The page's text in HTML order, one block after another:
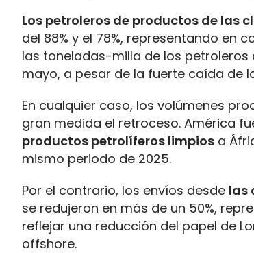
Los petroleros de productos de las
del 88% y el 78%, representando en
las toneladas-milla de los petroleros
mayo, a pesar de la fuerte caída de
En cualquier caso, los volúmenes
gran medida el retroceso. América
productos petrolíferos limpios a
mismo periodo de 2025.
Por el contrario, los envíos desde las
se redujeron en más de un 50%,
reflejar una reducción del papel de
offshore.